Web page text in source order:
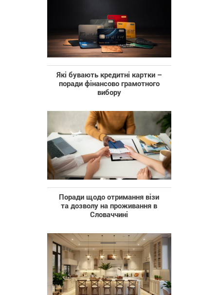
Які бувають кредитні картки –
поради фінансово грамотного
вибору
Поради щодо отримання візи
та дозволу на проживання в
Словаччині